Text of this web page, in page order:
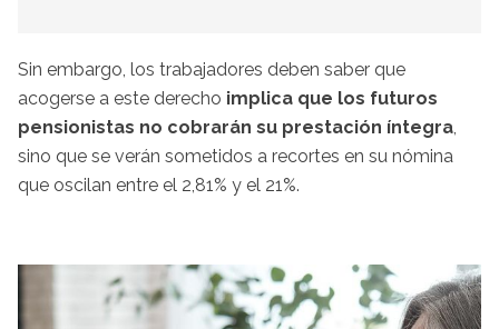
Sin embargo, los trabajadores deben saber que
acogerse a este derecho implica que los futuros
pensionistas no cobrarán su prestación íntegra,
sino que se verán sometidos a recortes en su nómina
que oscilan entre el 2,81% y el 21%.